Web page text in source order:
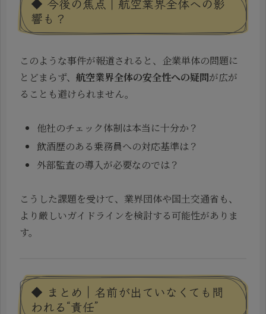
響も？
このような事件が報道されると、企業単体の問題に
とどまらず、 航空業界全体の安全性への疑問が広が
ることも避けられません。
他社のチェック体制は本当に十分か？
飲酒歴のある乗務員への対応基準は？
外部監査の導入が必要なのでは？
こうした課題を受けて、業界団体や国土交通省も、
より厳しいガイドラインを検討する可能性がありま
す。
◆ まとめ｜名前が出ていなくても問
われる“責任”